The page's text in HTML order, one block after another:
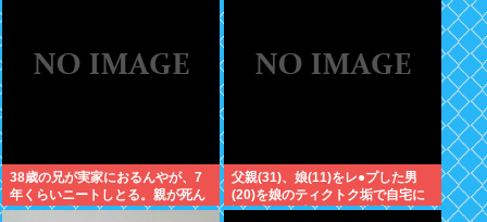
38歳の兄が実家におるんやが、7
年くらいニートしとる。親が死ん
だ後の処理どうしよう
父親(31)、娘(11)をレ●プした男
(20)を娘のティクトク垢で自宅に
誘い出し自助 2人とも逮捕